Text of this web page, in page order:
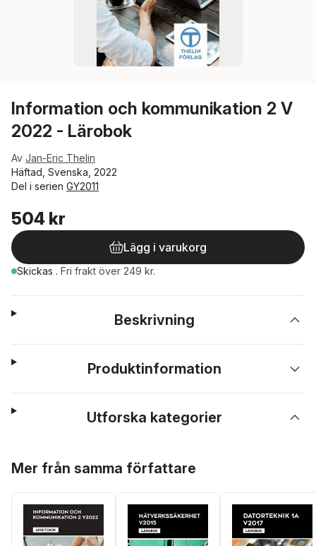
Information och kommunikation 2 V
2022 - Lärobok
Av Jan-Eric Thelin
Häftad, Svenska, 2022
Del i serien GY2011
504 kr
Lägg i varukorg
Skickas . Fri frakt över 249 kr.
Beskrivning
Produktinformation
Utforska kategorier
Mer från samma författare